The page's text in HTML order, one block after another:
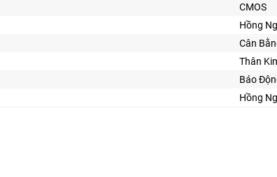
CMOS
Hồng
Cân
Thân
Báo
Hồng